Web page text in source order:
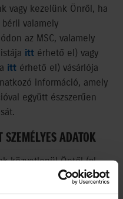
vagy kezelünk Önről, ha
valamely
az MSC, valamely
itt érhető el) vagy
itt érhető el) vásárlója
információ, amely
együtt észszerűen
ADATOK
közvetlenül Öntől (pl.
kér) és az